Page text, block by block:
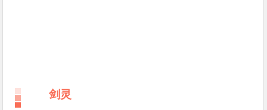
剑灵